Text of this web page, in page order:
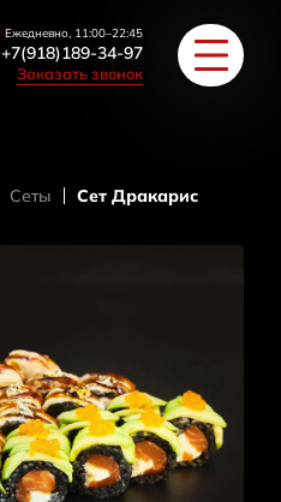
Ежедневно, 11:00–22:45
+7(918)189-34-97
Заказать звонок
Сеты Сет Дракарис